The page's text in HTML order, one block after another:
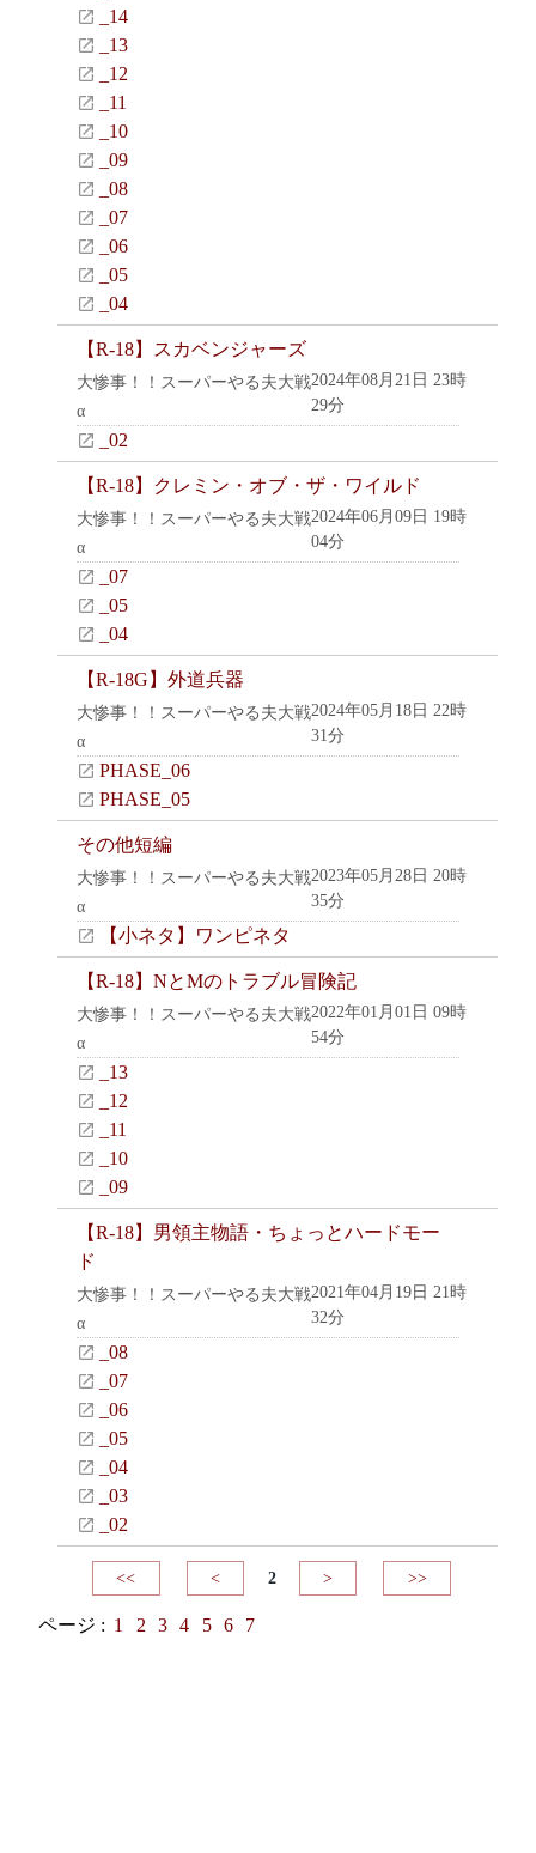
_14
_13
_12
_11
_10
_09
_08
_07
_06
_05
_04
【R-18】スカベンジャーズ
大惨事！！スーパーやる夫大戦
α
2024年08月21日 23時
29分
_02
【R-18】クレミン・オブ・ザ・ワイルド
大惨事！！スーパーやる夫大戦
α
2024年06月09日 19時
04分
_07
_05
_04
【R-18G】外道兵器
大惨事！！スーパーやる夫大戦
α
2024年05月18日 22時
31分
PHASE_06
PHASE_05
その他短編
大惨事！！スーパーやる夫大戦
α
2023年05月28日 20時
35分
【小ネタ】ワンピネタ
【R-18】NとMのトラブル冒険記
大惨事！！スーパーやる夫大戦
α
2022年01月01日 09時
54分
_13
_12
_11
_10
_09
【R-18】男領主物語・ちょっとハードモー
ド
大惨事！！スーパーやる夫大戦
α
2021年04月19日 21時
32分
_08
_07
_06
_05
_04
_03
_02
<< < 2 > >>
ページ : 1 2 3 4 5 6 7